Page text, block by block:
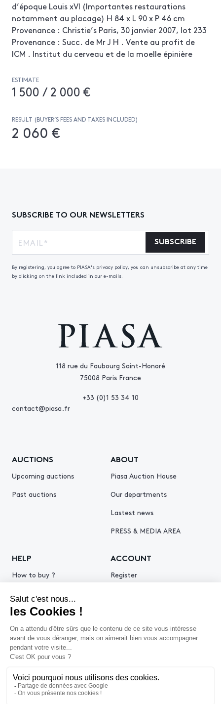
d’époque Louis xVI (Importantes restaurations
notamment au placage) H 84 x L 90 x P 46 cm
Provenance : Christie’s Paris, 30 janvier 2007, lot 233
Provenance : Succ. de Mr J H . Vente au profit de
ICM . Institut du cerveau et de la moelle épinière
ESTIMATE
1 500 / 2 000 €
RESULT (BUYER’S FEES AND TAXES INCLUDED)
2 060 €
118 rue du Faubourg Saint-Honoré
75008 Paris France
+33 (0)1 53 34 10
contact@piasa.fr
AUCTIONS
Upcoming auctions
Past auctions
ABOUT
Piasa Auction House
Our departments
Lastest news
PRESS & MEDIA AREA
HELP
How to buy ?
Get an estimate
ACCOUNT
Register
SUBSCRIBE TO OUR NEWSLETTERS
SUBSCRIBE
By registering, you agree to PIASA's privacy policy, you can unsubscribe at any time
by clicking on the link included in our e-mails.
© 2026 Piasa
Legal Notice